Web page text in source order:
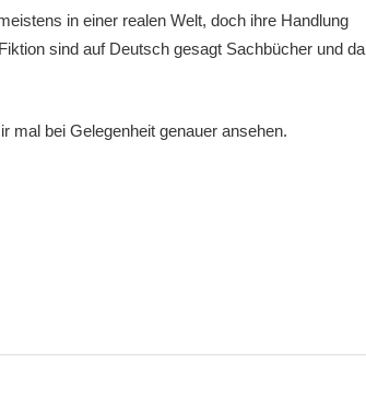
in einer realen Welt, doch ihre Handlung
sind auf Deutsch gesagt Sachbücher und da
mal bei Gelegenheit genauer ansehen.